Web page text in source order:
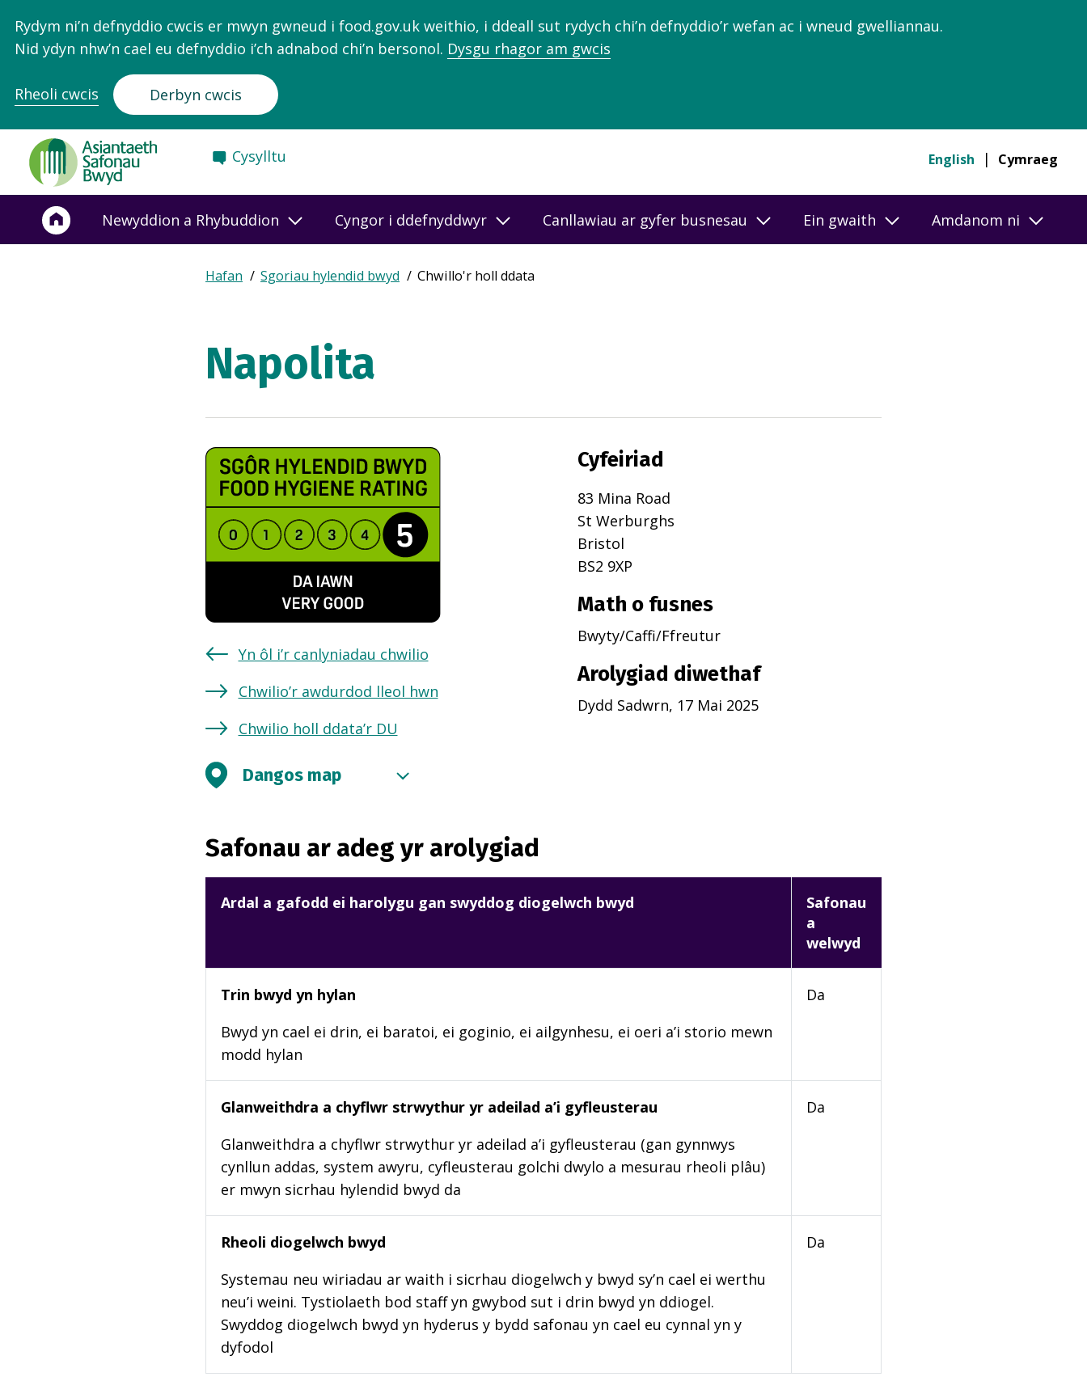
Rydym ni’n defnyddio cwcis er mwyn gwneud i food.gov.uk weithio, i ddeall sut rydych chi’n defnyddio’r wefan ac i wneud gwelliannau.
Nid ydyn nhw’n cael eu defnyddio i’ch adnabod chi’n bersonol. Dysgu rhagor am gwcis
Rheoli cwcis Derbyn cwcis
Food
Standards
Agency
Frontpage
Cysylltu English Cymraeg
Newyddion a Rhybuddion Cyngor i ddefnyddwyr Canllawiau ar gyfer busnesau Ein gwaith Amdanom ni
Breadcrumb
Expand
breadcrumb
Hafan Sgoriau hylendid bwyd Chwillo'r holl ddata
Napolita
Yn ôl i’r canlyniadau chwilio
Chwilio’r awdurdod lleol hwn
Chwilio holl ddata’r DU
Cyfeiriad
83 Mina Road
St Werburghs
Bristol
BS2 9XP
Math o fusnes
Bwyty/Caffi/Ffreutur
Arolygiad diwethaf
Dydd Sadwrn, 17 Mai 2025
Dangos map
Safonau ar adeg yr arolygiad
Ardal a gafodd ei harolygu gan swyddog diogelwch bwyd
Safonau
a
welwyd
Trin bwyd yn hylan
Bwyd yn cael ei drin, ei baratoi, ei goginio, ei ailgynhesu, ei oeri a’i storio mewn
modd hylan
Da
Glanweithdra a chyflwr strwythur yr adeilad a’i gyfleusterau
Glanweithdra a chyflwr strwythur yr adeilad a’i gyfleusterau (gan gynnwys
cynllun addas, system awyru, cyfleusterau golchi dwylo a mesurau rheoli plâu)
er mwyn sicrhau hylendid bwyd da
Da
Rheoli diogelwch bwyd
Systemau neu wiriadau ar waith i sicrhau diogelwch y bwyd sy’n cael ei werthu
neu’i weini. Tystiolaeth bod staff yn gwybod sut i drin bwyd yn ddiogel.
Swyddog diogelwch bwyd yn hyderus y bydd safonau yn cael eu cynnal yn y
dyfodol
Da